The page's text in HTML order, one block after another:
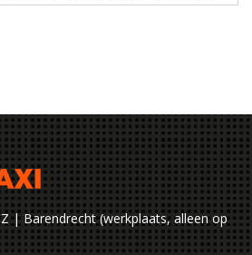
| Barendrecht (werkplaats, alleen op